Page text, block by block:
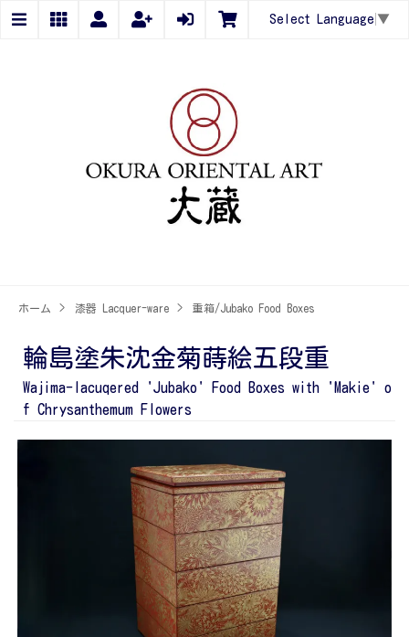
Select Language ▼
ホーム > 漆器 Lacquer-ware > 重箱/Jubako Food Boxes
輪島塗朱沈金菊蒔絵五段重
Wajima-lacuqered 'Jubako' Food Boxes with 'Makie' o
f Chrysanthemum Flowers